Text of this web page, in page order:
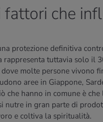
che
protezione definitiva
rappresenta tuttavia solo il
molte persone vivono
aree in Giappone,
che hanno in comune è
nutre in gran parte di
e coltiva la spiritualità.